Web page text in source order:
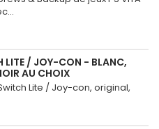
LITE / JOY-CON - BLANC,
AU CHOIX
Lite / Joy-con, original,